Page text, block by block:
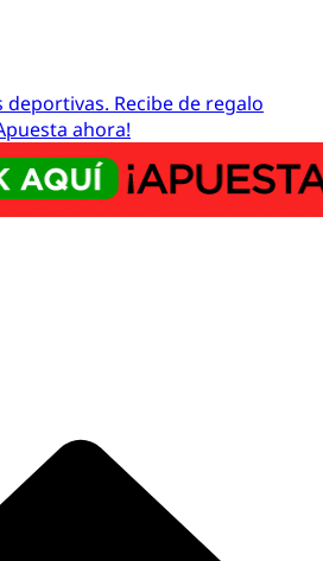
deportivas. Recibe de regalo
ahora!